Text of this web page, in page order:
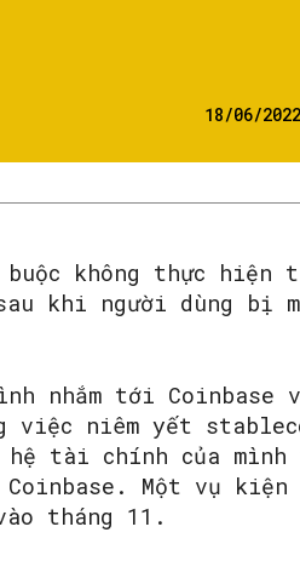
18/06/2022
không thực hiện
khi người dùng bị
nhắm tới Coinbase
niêm yết
tài chính của
Một vụ kiện
tháng 11.